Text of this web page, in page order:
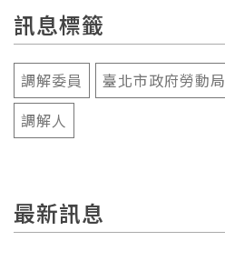
訊息標籤
調解委員 臺北市政府勞動局
調解人
最新訊息